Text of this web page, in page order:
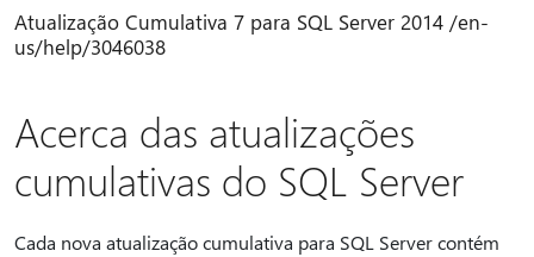
Atualização Cumulativa 7 para SQL Server 2014 /en-
us/help/3046038
Acerca das atualizações
cumulativas do SQL Server
Cada nova atualização cumulativa para SQL Server contém